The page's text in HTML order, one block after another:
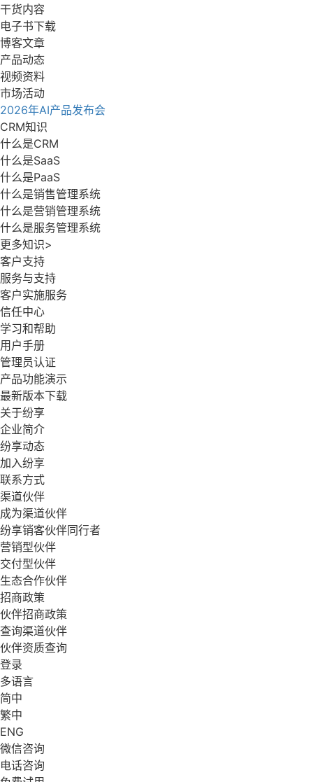
干货内容
电子书下载
博客文章
产品动态
视频资料
市场活动
2026年AI产品发布会
CRM知识
什么是CRM
什么是SaaS
什么是PaaS
什么是销售管理系统
什么是营销管理系统
什么是服务管理系统
更多知识>
客户支持
服务与支持
客户实施服务
信任中心
学习和帮助
用户手册
管理员认证
产品功能演示
最新版本下载
关于纷享
企业简介
纷享动态
加入纷享
联系方式
渠道伙伴
成为渠道伙伴
纷享销客伙伴同行者
营销型伙伴
交付型伙伴
生态合作伙伴
招商政策
伙伴招商政策
查询渠道伙伴
伙伴资质查询
登录
多语言
简中
繁中
ENG
微信咨询
电话咨询